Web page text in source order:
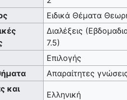
Ειδικά Θέματα
Διαλέξεις
7.5)
Επιλογής
Απαραίτητες
και
Ελληνική